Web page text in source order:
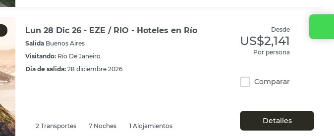
Lun 28 Dic 26 - EZE / RIO - Hoteles en Río
Salida Buenos Aires
Visitando: Río De Janeiro
Día de salida: 28 diciembre 2026
2 Transportes 7 Noches 1 Alojamientos
Desde
US$2,141
Por persona
Comparar
Detalles